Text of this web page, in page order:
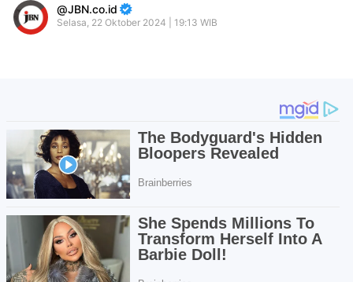
JBN.co.id
Selasa, 22 Oktober 2024 | 19:13 WIB